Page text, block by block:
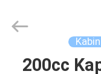
Tricycle
Motorcycle
Reserved.200cc